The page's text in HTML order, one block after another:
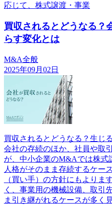
応じて、株式譲渡・事業
買収されるとどうなる？
らす変化とは
M&A全般
2025年09月02日
買収されるとどうなる？生じ
会社の存続のほか、社員や取
が、中小企業のM&Aでは株式
人格がそのまま存続するケー
（買い手）の方針にもよりま
く、事業用の機械設備、取引
ま引き継がれるケースが多く